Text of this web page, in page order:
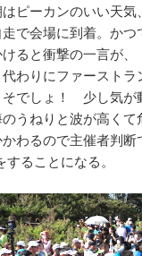
ピーカンのいい天気
で会場に到着。か
ると衝撃の一言が、
わりにファーストラ
そでしょ！ 少し気が
うねりと波が高くて
わるので主催者判断
ることになる。